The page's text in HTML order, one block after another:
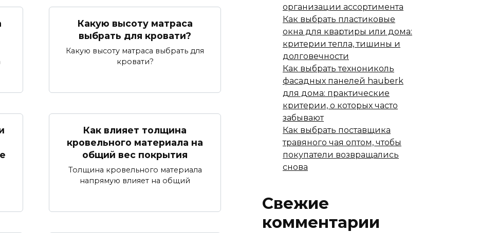
Какую высоту матраса
выбрать для кровати?
Какую высоту матраса выбрать для
кровати?
Как влияет толщина
кровельного материала на
общий вес покрытия
Толщина кровельного материала
напрямую влияет на общий
организации ассортимента
Как выбрать пластиковые
окна для квартиры или дома:
критерии тепла, тишины и
долговечности
Как выбрать технониколь
фасадных панелей hauberk
для дома: практические
критерии, о которых часто
забывают
Как выбрать поставщика
травяного чая оптом, чтобы
покупатели возвращались
снова
Свежие
комментарии